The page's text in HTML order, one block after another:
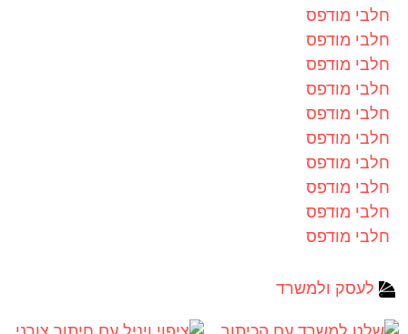
חלבי מודפס
חלבי מודפס
חלבי מודפס
חלבי מודפס
חלבי מודפס
חלבי מודפס
חלבי מודפס
חלבי מודפס
חלבי מודפס
חלבי מודפס
לעסק ולמשרד